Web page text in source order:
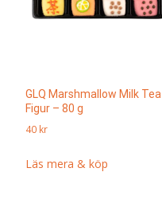
GLQ Marshmallow Milk Tea
Figur – 80 g
40 kr
Läs mera & köp